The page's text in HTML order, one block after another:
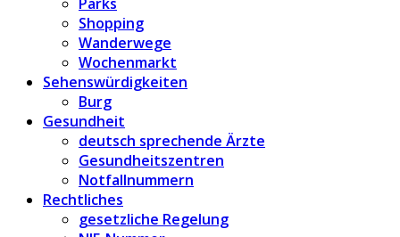
Shopping
Wanderwege
Wochenmarkt
Sehenswürdigkeiten
Burg
Gesundheit
deutsch sprechende Ärzte
Gesundheitszentren
Notfallnummern
Rechtliches
gesetzliche Regelung